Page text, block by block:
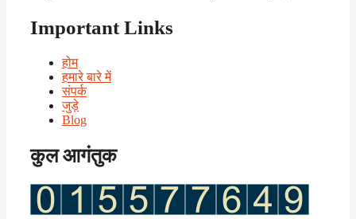
Important Links
होम
हमारे बारे में
संपर्क
जुड़े
Blog
कुल आगंतुक